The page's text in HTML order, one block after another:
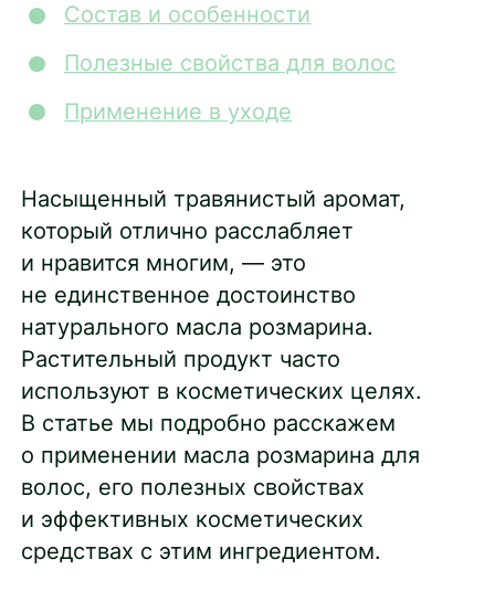
Состав и особенности
Полезные свойства для волос
Применение в уходе
Насыщенный травянистый аромат,
который отлично расслабляет
и нравится многим, — это
не единственное достоинство
натурального масла розмарина.
Растительный продукт часто
используют в косметических целях.
В статье мы подробно расскажем
о применении масла розмарина для
волос, его полезных свойствах
и эффективных косметических
средствах с этим ингредиентом.